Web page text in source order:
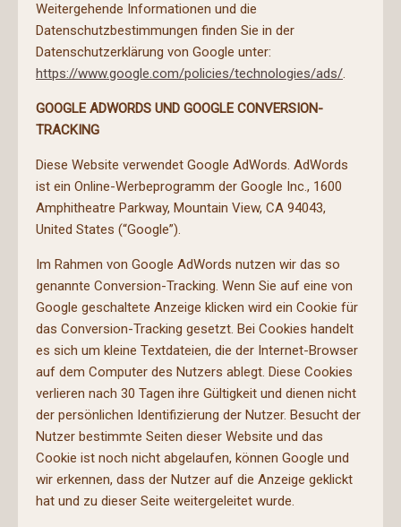
Weitergehende Informationen und die
Datenschutzbestimmungen finden Sie in der
Datenschutzerklärung von Google unter:
https://www.google.com/policies/technologies/ads/.
GOOGLE ADWORDS UND GOOGLE CONVERSION-
TRACKING
Diese Website verwendet Google AdWords. AdWords
ist ein Online-Werbeprogramm der Google Inc., 1600
Amphitheatre Parkway, Mountain View, CA 94043,
United States (“Google”).
Im Rahmen von Google AdWords nutzen wir das so
genannte Conversion-Tracking. Wenn Sie auf eine von
Google geschaltete Anzeige klicken wird ein Cookie für
das Conversion-Tracking gesetzt. Bei Cookies handelt
es sich um kleine Textdateien, die der Internet-Browser
auf dem Computer des Nutzers ablegt. Diese Cookies
verlieren nach 30 Tagen ihre Gültigkeit und dienen nicht
der persönlichen Identifizierung der Nutzer. Besucht der
Nutzer bestimmte Seiten dieser Website und das
Cookie ist noch nicht abgelaufen, können Google und
wir erkennen, dass der Nutzer auf die Anzeige geklickt
hat und zu dieser Seite weitergeleitet wurde.